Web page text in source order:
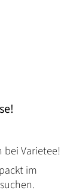
Varietee!
im